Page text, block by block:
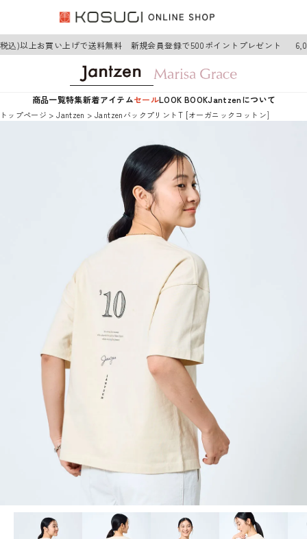
)以上お買い上げで送料無料 新規会員登録で500ポイントプレゼント
商品一覧特集新着アイテムセールLOOK BOOKJantzenについて
トップページ Jantzen JantzenバックプリントT [オーガニックコットン]